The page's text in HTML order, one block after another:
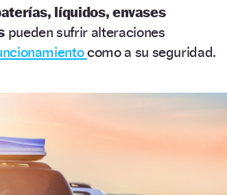
líquidos, envases
pueden sufrir alteraciones
como a su seguridad.